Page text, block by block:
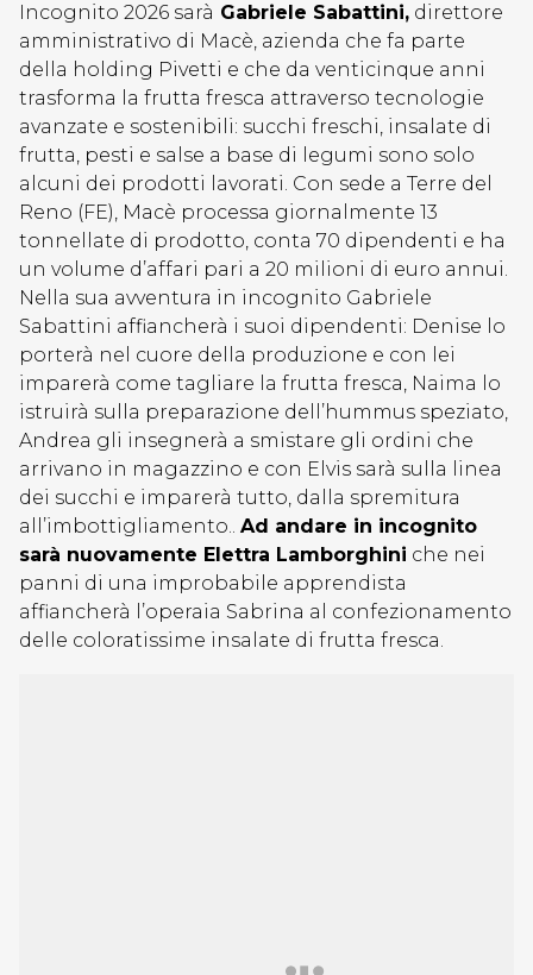
Incognito 2026 sarà Gabriele Sabattini, direttore
amministrativo di Macè, azienda che fa parte
della holding Pivetti e che da venticinque anni
trasforma la frutta fresca attraverso tecnologie
avanzate e sostenibili: succhi freschi, insalate di
frutta, pesti e salse a base di legumi sono solo
alcuni dei prodotti lavorati. Con sede a Terre del
Reno (FE), Macè processa giornalmente 13
tonnellate di prodotto, conta 70 dipendenti e ha
un volume d’affari pari a 20 milioni di euro annui.
Nella sua avventura in incognito Gabriele
Sabattini affiancherà i suoi dipendenti: Denise lo
porterà nel cuore della produzione e con lei
imparerà come tagliare la frutta fresca, Naima lo
istruirà sulla preparazione dell’hummus speziato,
Andrea gli insegnerà a smistare gli ordini che
arrivano in magazzino e con Elvis sarà sulla linea
dei succhi e imparerà tutto, dalla spremitura
all’imbottigliamento.. Ad andare in incognito
sarà nuovamente Elettra Lamborghini che nei
panni di una improbabile apprendista
affiancherà l’operaia Sabrina al confezionamento
delle coloratissime insalate di frutta fresca.